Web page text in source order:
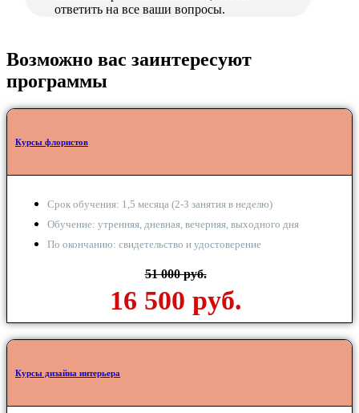
ответить на все ваши вопросы.
Возможно вас заинтересуют
программы
Курсы флористов
Срок обучения: 1,5 месяца (2-3 занятия в неделю)
Обучение: утренняя, дневная, вечерняя, выходного дня
По окончанию: свидетельство и удостоверение
51 000 руб.
16 500 руб.
Курсы дизайна интерьера